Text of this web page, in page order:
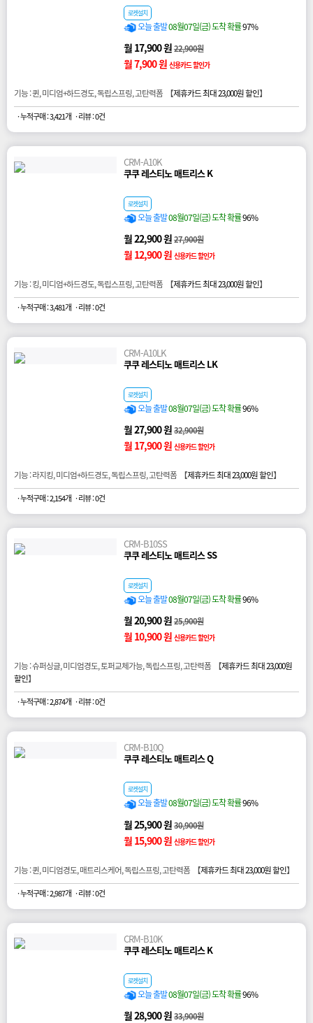
로켓설치
오늘 출발08월07일(금) 도착 확률97%
월 17,900 원22,900원
월 7,900 원 신용카드 할인가
기능 : 퀸, 미디엄+하드경도, 독립스프링, 고탄력폼 【제휴카드 최대 23,000원 할인】
· 누적구매 : 3,421개 · 리뷰 : 0건
CRM-A10K
쿠쿠 레스티노 매트리스 K
로켓설치
오늘 출발08월07일(금) 도착 확률96%
월 22,900 원27,900원
월 12,900 원 신용카드 할인가
기능 : 킹, 미디엄+하드경도, 독립스프링, 고탄력폼 【제휴카드 최대 23,000원 할인】
· 누적구매 : 3,481개 · 리뷰 : 0건
CRM-A10LK
쿠쿠 레스티노 매트리스 LK
로켓설치
오늘 출발08월07일(금) 도착 확률96%
월 27,900 원32,900원
월 17,900 원 신용카드 할인가
기능 : 라지킹, 미디엄+하드경도, 독립스프링, 고탄력폼 【제휴카드 최대 23,000원 할인】
· 누적구매 : 2,154개 · 리뷰 : 0건
CRM-B10SS
쿠쿠 레스티노 매트리스 SS
로켓설치
오늘 출발08월07일(금) 도착 확률96%
월 20,900 원25,900원
월 10,900 원 신용카드 할인가
기능 : 슈퍼싱글, 미디엄경도, 토퍼교체가능, 독립스프링, 고탄력폼 【제휴카드 최대 23,000원
할인】
· 누적구매 : 2,874개 · 리뷰 : 0건
CRM-B10Q
쿠쿠 레스티노 매트리스 Q
로켓설치
오늘 출발08월07일(금) 도착 확률96%
월 25,900 원30,900원
월 15,900 원 신용카드 할인가
기능 : 퀸, 미디엄경도, 매트리스케어, 독립스프링, 고탄력폼 【제휴카드 최대 23,000원 할인】
· 누적구매 : 2,987개 · 리뷰 : 0건
CRM-B10K
쿠쿠 레스티노 매트리스 K
로켓설치
오늘 출발08월07일(금) 도착 확률96%
월 28,900 원33,900원